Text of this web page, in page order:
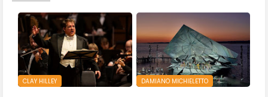
CLAY HILLEY DAMIANO MICHIELETTO